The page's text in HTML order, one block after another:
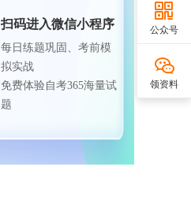
扫码进入微信小程序
每日练题巩固、考前模
拟实战
免费体验自考365海量试
题
公众号
领资料